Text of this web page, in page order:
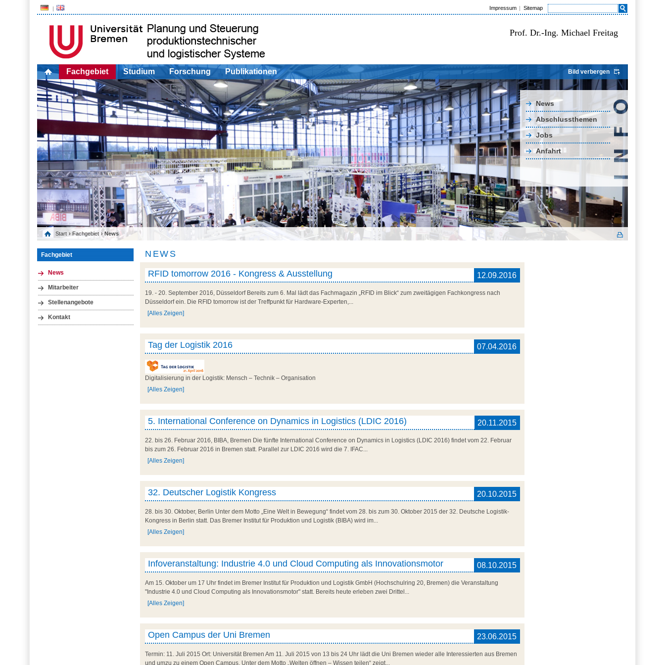
Impressum Sitemap
Prof. Dr.-Ing. Michael Freitag
Fachgebiet Studium Forschung Publikationen Bild verbergen
News
Abschlussthemen
Jobs
Anfahrt
Start › Fachgebiet › News
Fachgebiet
News
Mitarbeiter
Stellenangebote
Kontakt
NEWS
12.09.2016
RFID tomorrow 2016 - Kongress & Ausstellung
19. - 20. September 2016, Düsseldorf Bereits zum 6. Mal lädt das Fachmagazin „RFID im Blick“ zum zweitägigen Fachkongress nach
Düsseldorf ein. Die RFID tomorrow ist der Treffpunkt für Hardware-Experten,...
[Alles Zeigen]
07.04.2016
Tag der Logistik 2016
Digitalisierung in der Logistik: Mensch – Technik – Organisation
[Alles Zeigen]
20.11.2015
5. International Conference on Dynamics in Logistics (LDIC 2016)
22. bis 26. Februar 2016, BIBA, Bremen Die fünfte International Conference on Dynamics in Logistics (LDIC 2016) findet vom 22. Februar
bis zum 26. Februar 2016 in Bremen statt. Parallel zur LDIC 2016 wird die 7. IFAC...
[Alles Zeigen]
20.10.2015
32. Deutscher Logistik Kongress
28. bis 30. Oktober, Berlin Unter dem Motto „Eine Welt in Bewegung“ findet vom 28. bis zum 30. Oktober 2015 der 32. Deutsche Logistik-
Kongress in Berlin statt. Das Bremer Institut für Produktion und Logistik (BIBA) wird im...
[Alles Zeigen]
08.10.2015
Infoveranstaltung: Industrie 4.0 und Cloud Computing als Innovationsmotor
Am 15. Oktober um 17 Uhr findet im Bremer Institut für Produktion und Logistik GmbH (Hochschulring 20, Bremen) die Veranstaltung
"Industrie 4.0 und Cloud Computing als Innovationsmotor" statt. Bereits heute erleben zwei Drittel...
[Alles Zeigen]
23.06.2015
Open Campus der Uni Bremen
Termin: 11. Juli 2015 Ort: Universität Bremen Am 11. Juli 2015 von 13 bis 24 Uhr lädt die Uni Bremen wieder alle Interessierten aus Bremen
und umzu zu einem Open Campus. Unter dem Motto „Welten öffnen – Wissen teilen“ zeigt...